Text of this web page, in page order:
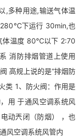
多种用途,输送气体温
下运行 30min,也
体温度 80℃以下 2:70
消防排烟管道上使用
高规上说的是“排烟防
类 1、防火阀：作用是
用 于通风空调系统风
动兲闭（防烟） ，也
风空调系统风管内